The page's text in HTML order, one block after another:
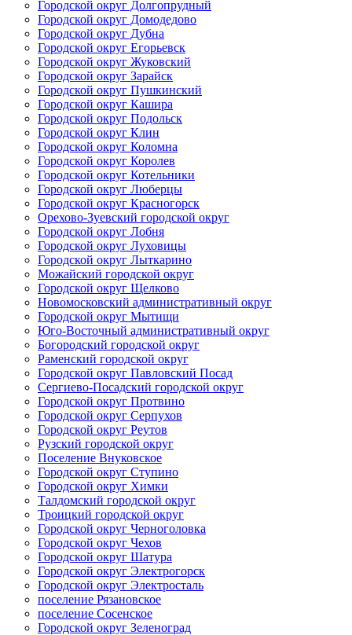
Городской округ Долгопрудный
Городской округ Домодедово
Городской округ Дубна
Городской округ Егорьевск
Городской округ Жуковский
Городской округ Зарайск
Городской округ Пушкинский
Городской округ Кашира
Городской округ Подольск
Городской округ Клин
Городской округ Коломна
Городской округ Королев
Городской округ Котельники
Городской округ Люберцы
Городской округ Красногорск
Орехово-Зуевский городской округ
Городской округ Лобня
Городской округ Луховицы
Городской округ Лыткарино
Можайский городской округ
Городской округ Щелково
Новомосковский административный округ
Городской округ Мытищи
Юго-Восточный административный округ
Богородский городской округ
Раменский городской округ
Городской округ Павловский Посад
Сергиево-Посадский городской округ
Городской округ Протвино
Городской округ Серпухов
Городской округ Реутов
Рузский городской округ
Поселение Внуковское
Городской округ Ступино
Городской округ Химки
Талдомский городской округ
Троицкий городской округ
Городской округ Черноголовка
Городской округ Чехов
Городской округ Шатура
Городской округ Электрогорск
Городской округ Электросталь
поселение Рязановское
поселение Сосенское
Городской округ Зеленоград